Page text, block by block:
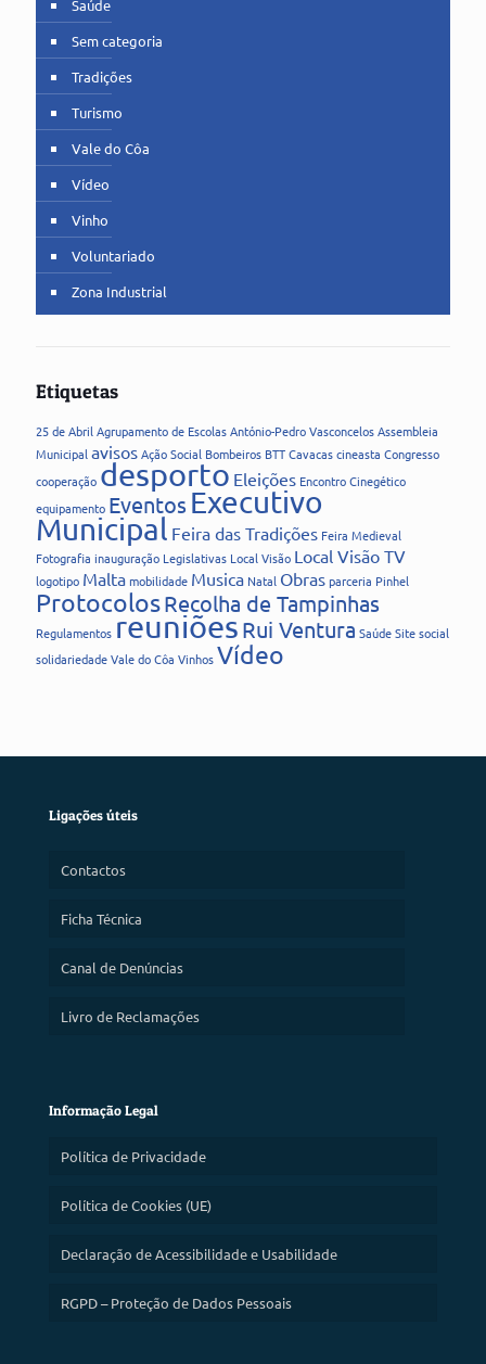
Saúde
Sem categoria
Tradições
Turismo
Vale do Côa
Vídeo
Vinho
Voluntariado
Zona Industrial
Etiquetas
25 de Abril Agrupamento de EscolasAntónio-Pedro VasconcelosAssembleia
Municipal avisosAção Social Bombeiros BTTCavacascineasta Congresso
cooperação desporto Eleições Encontro Cinegético
equipamento Eventos Executivo
Municipal Feira das Tradições Feira Medieval
Fotografia inauguração Legislativas Local Visão Local Visão TV
logotipo Maltamobilidade Musica Natal Obrasparceria Pinhel
ProtocolosRecolha de Tampinhas
Regulamentos reuniões Rui Ventura SaúdeSitesocial
solidariedadeVale do Côa VinhosVídeo
Ligações úteis
Contactos
Ficha Técnica
Canal de Denúncias
Livro de Reclamações
Informação Legal
Política de Privacidade
Política de Cookies (UE)
Declaração de Acessibilidade e Usabilidade
RGPD – Proteção de Dados Pessoais